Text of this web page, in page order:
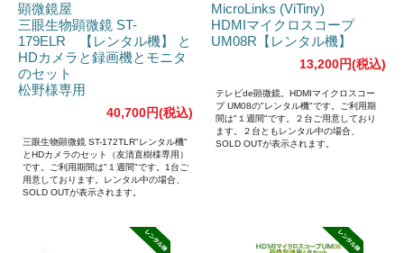
顕微鏡屋
三眼生物顕微鏡 ST-
179ELR 【レンタル機】 と
HDカメラと録画機とモニタ
のセット
松野様専用
40,700円(税込)
三眼生物顕微鏡 ST-172TLR"レンタル機"
とHDカメラのセット（友清直樹様専用）
です。ご利用期間は"１週間"です。1台ご
用意しております。レンタル中の場合、
SOLD OUTが表示されます。
MicroLinks (ViTiny)
HDMIマイクロスコープ
UM08R【レンタル機】
13,200円(税込)
テレビde顕微鏡。HDMIマイクロスコー
プ UM08の"レンタル機"です。ご利用期
間は"１週間"です。２台ご用意しており
ます。２台ともレンタル中の場合、
SOLD OUTが表示されます。